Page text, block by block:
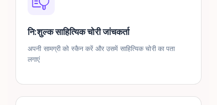
नि:शुल्क साहित्यिक चोरी जांचकर्ता
अपनी सामग्री को स्कैन करें और उसमें साहित्यिक चोरी का पता
लगाएं